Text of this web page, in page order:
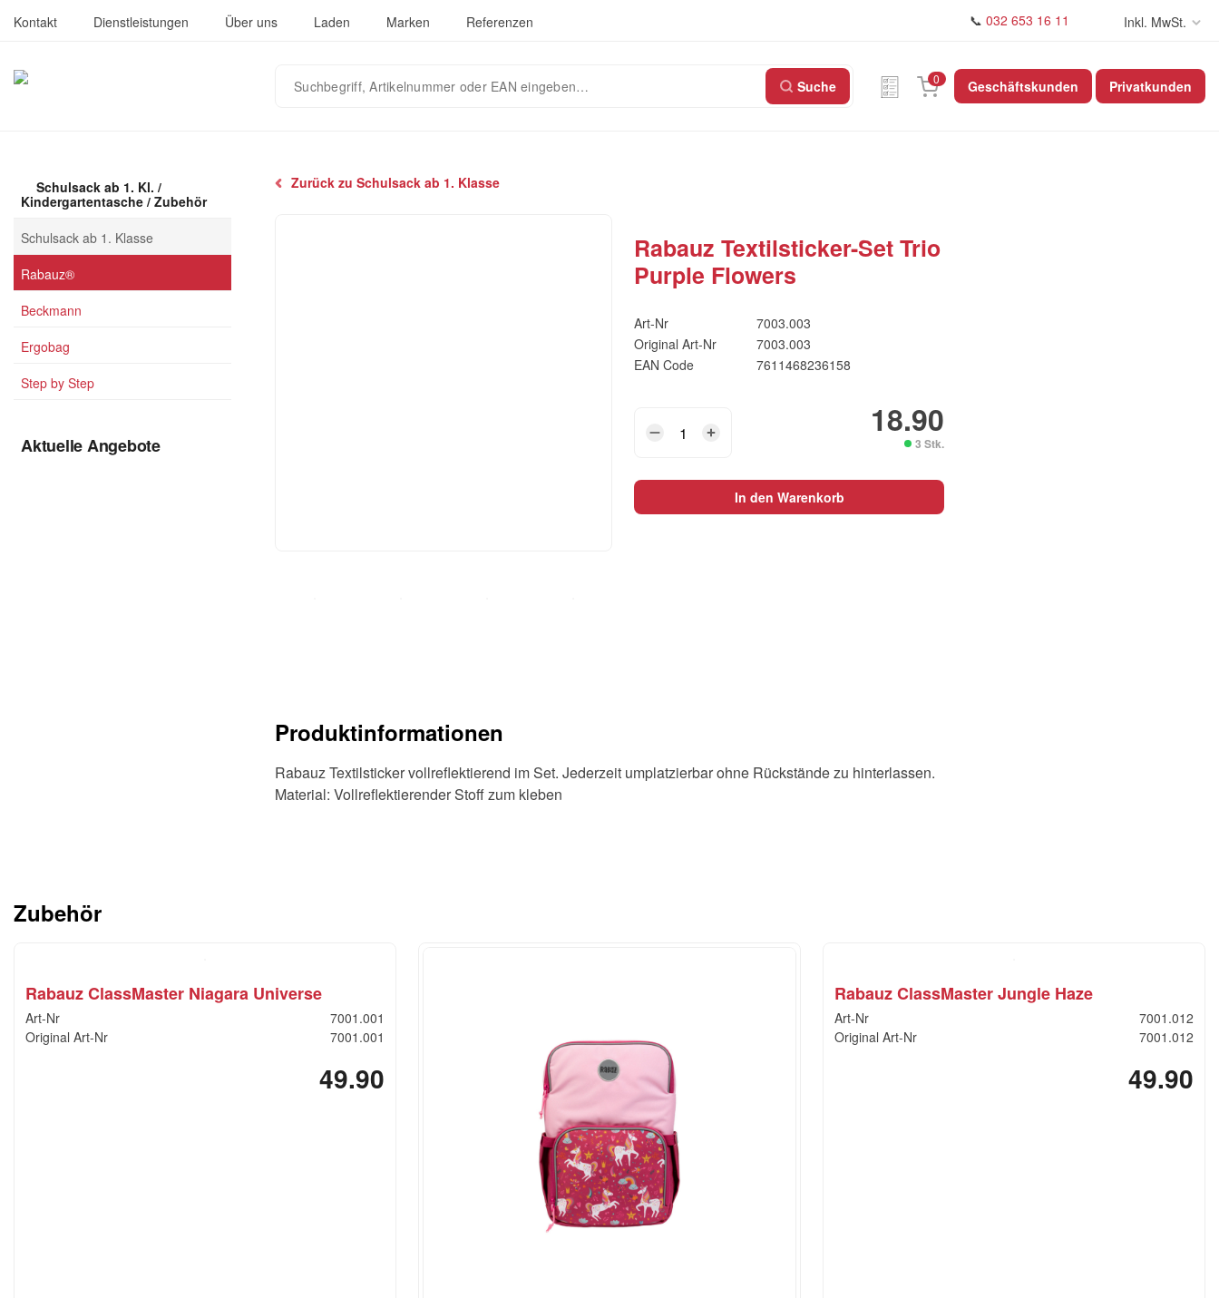
Kontakt Dienstleistungen Über uns Laden Marken Referenzen 📞 032 653 16 11 Inkl. MwSt.
Suchbegriff,
Suche 0 Geschäftskunden Privatkunden
Schulsack ab 1. Kl. /
Kindergartentasche / Zubehör
Schulsack ab 1. Klasse
Rabauz®
Beckmann
Ergobag
Step by Step
Aktuelle Angebote
Zurück zu Schulsack ab 1. Klasse
Rabauz Textilsticker-Set Trio
Purple Flowers
Art-Nr
7003.003
Original Art-Nr
7003.003
EAN Code
7611468236158
18.90
3 Stk.
Textilsticker-
Trio
Purple
In den Warenkorb
Produktinformationen
Rabauz Textilsticker vollreflektierend im Set. Jederzeit umplatzierbar ohne Rückstände zu hinterlassen.
Material: Vollreflektierender Stoff zum kleben
Zubehör
Rabauz ClassMaster Niagara Universe
Art-Nr
7001.001
Original Art-Nr
7001.001
49.90
Rabauz ClassMaster Jungle Haze
Art-Nr
7001.012
Original Art-Nr
7001.012
49.90